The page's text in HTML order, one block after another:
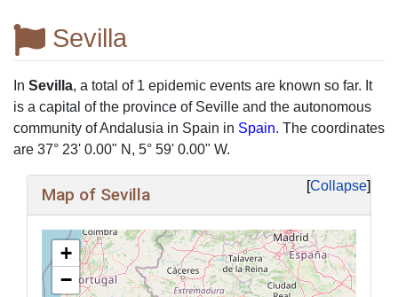
Sevilla
Jump to:navigation,search
In Sevilla, a total of 1 epidemic events are known so far. It
is a capital of the province of Seville and the autonomous
community of Andalusia in Spain in Spain. The coordinates
are 37° 23' 0.00" N, 5° 59' 0.00" W.
Collapse
Map of Sevilla
+
−